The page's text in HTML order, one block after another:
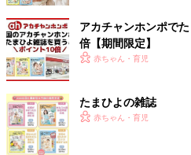
アカチャンホンポで
倍【期間限定】
赤ちゃん・育児
たまひよの雑誌
赤ちゃん・育児